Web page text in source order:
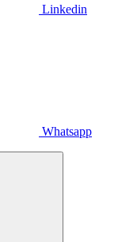
Linkedin
Whatsapp